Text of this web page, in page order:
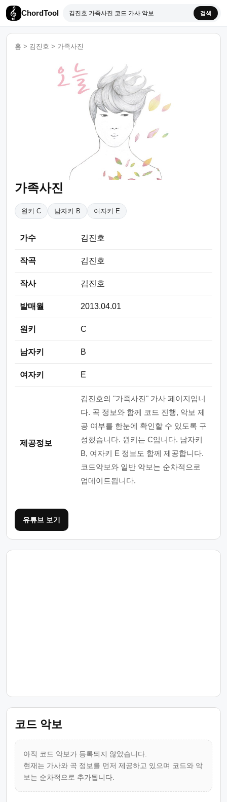
ChordTool 검색
홈 > 김진호 > 가족사진
가족사진
원키 C 남자키 B 여자키 E
가수 김진호
작곡 김진호
작사 김진호
발매월 2013.04.01
원키 C
남자키 B
여자키 E
제공정보
김진호의 "가족사진" 가사 페이지입니
다. 곡 정보와 함께 코드 진행, 악보 제
공 여부를 한눈에 확인할 수 있도록 구
성했습니다. 원키는 C입니다. 남자키
B, 여자키 E 정보도 함께 제공합니다.
코드악보와 일반 악보는 순차적으로
업데이트됩니다.
유튜브 보기
코드 악보
아직 코드 악보가 등록되지 않았습니다.
현재는 가사와 곡 정보를 먼저 제공하고 있으며 코드와 악
보는 순차적으로 추가됩니다.